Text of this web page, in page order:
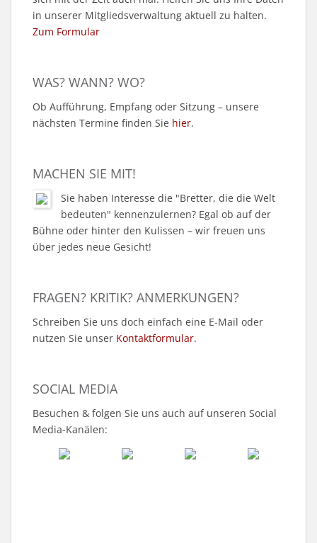
in unserer Mitgliedsverwaltung aktuell zu halten.
Zum Formular
WAS? WANN? WO?
Ob Aufführung, Empfang oder Sitzung – unsere
nächsten Termine finden Sie hier.
MACHEN SIE MIT!
Sie haben Interesse die "Bretter, die die Welt
bedeuten" kennenzulernen? Egal ob auf der
Bühne oder hinter den Kulissen – wir freuen uns
über jedes neue Gesicht!
FRAGEN? KRITIK? ANMERKUNGEN?
Schreiben Sie uns doch einfach eine E-Mail oder
nutzen Sie unser Kontaktformular.
SOCIAL MEDIA
Besuchen & folgen Sie uns auch auf unseren Social
Media-Kanälen: